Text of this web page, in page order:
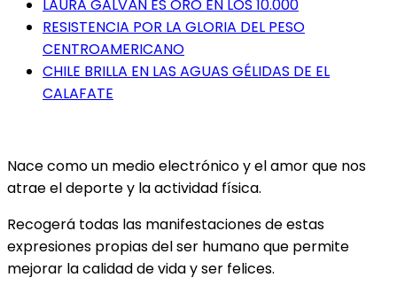
LAURA GALVÁN ES ORO EN LOS 10.000
RESISTENCIA POR LA GLORIA DEL PESO
CENTROAMERICANO
CHILE BRILLA EN LAS AGUAS GÉLIDAS DE EL
CALAFATE
Nace como un medio electrónico y el amor que nos
atrae el deporte y la actividad física.
Recogerá todas las manifestaciones de estas
expresiones propias del ser humano que permite
mejorar la calidad de vida y ser felices.